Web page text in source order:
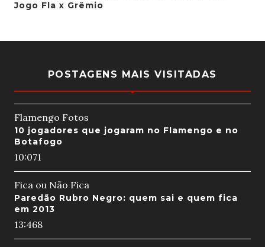
Jogo Fla x Grêmio
POSTAGENS MAIS VISITADAS
Flamengo Fotos
10 jogadores que jogaram no Flamengo e no
Botafogo
10:071
Fica ou Não Fica
Paredão Rubro Negro: quem sai e quem fica
em 2013
13:468